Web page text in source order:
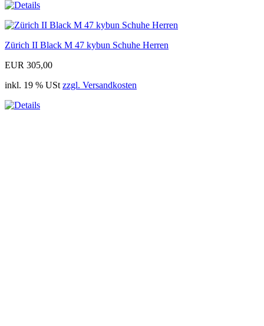
Zürich II Black M 47 kybun Schuhe Herren
EUR 305,00
inkl. 19 % USt zzgl. Versandkosten